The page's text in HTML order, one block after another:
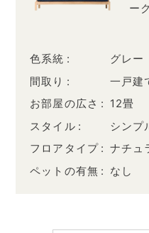
ー
色系統
グレー
間取り
一戸建
お部屋の広さ
12畳
スタイル
シンプ
フロアタイプ
ナチュ
ペットの有無
なし